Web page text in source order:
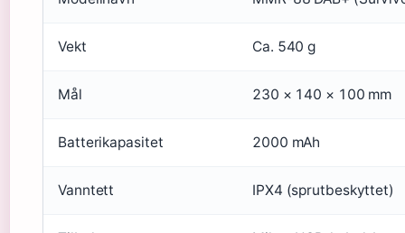
Vekt Ca. 540 g
Mål 230 × 140 × 100 mm
Batterikapasitet 2000 mAh
Vanntett IPX4 (sprutbeskyttet)